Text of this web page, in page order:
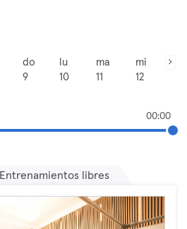
do
9
lu
10
ma
11
mi
12
00:00
Entrenamientos libres